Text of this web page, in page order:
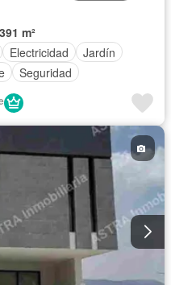
391 m²
Electricidad
Jardín
Seguridad